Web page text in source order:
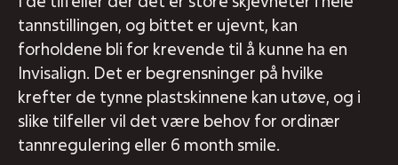
tannstillingen, og bittet er ujevnt, kan
forholdene bli for krevende til å kunne ha en
Invisalign. Det er begrensninger på hvilke
krefter de tynne plastskinnene kan utøve, og i
slike tilfeller vil det være behov for ordinær
tannregulering eller 6 month smile.